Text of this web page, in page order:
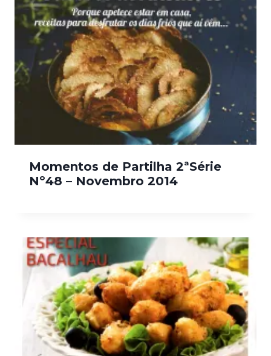
Momentos de Partilha 2ªSérie
Nº48 – Novembro 2014